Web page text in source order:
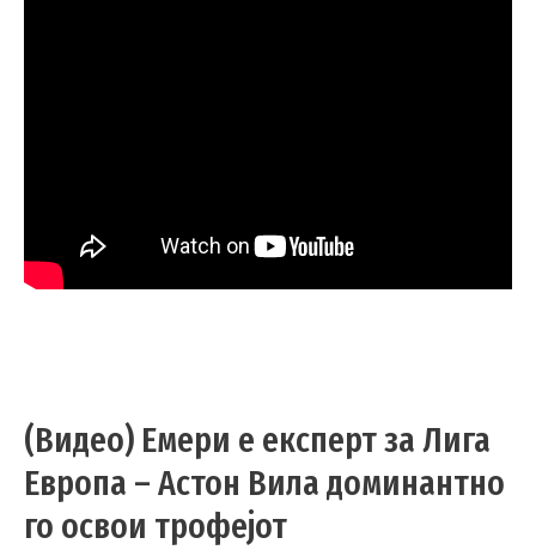
(Видео) Емери е експерт за Лига
Европа – Астон Вила доминантно
го освои трофејот